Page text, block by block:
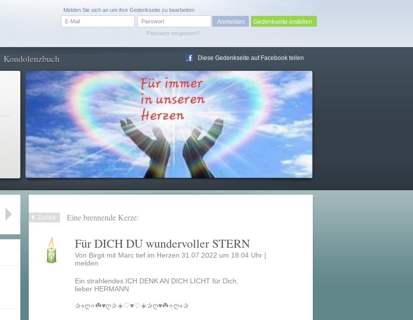
Passwort vergessen?
Melden Sie sich an um ihre Gedenkseite zu bearbeiten
Gedenkseite erstellen
Kondolenzbuch Diese Gedenkseite auf Facebook teilen
Zurück Eine brennende Kerze:
Für DICH DU wundervoller STERN
Von Birgit mit Marc tief im Herzen 31.07.2022 um 18:04 Uhr |
melden
Ein strahlendes ICH DENK AN DICH LICHT für Dich,
lieber HERMANN
✰⭐︎ღ⭐️☘️♥️ღ✰☀️♡♥️♡☀️✰ღ♥️☘️⭐️ღ⭐︎✰